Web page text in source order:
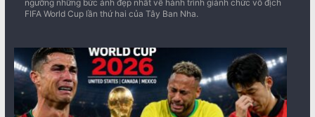
ngưỡng những bức ảnh đẹp nhất về ​​hành trình giành chức vô địch
FIFA World Cup lần thứ hai của Tây Ban Nha.